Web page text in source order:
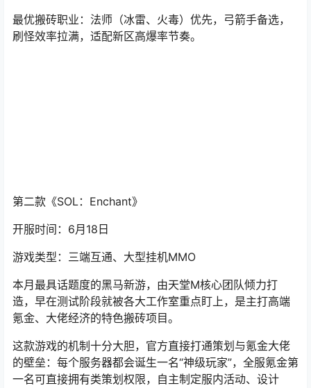
最优搬砖职业：法师（冰雷、火毒）优先，弓箭手备选，
刷怪效率拉满，适配新区高爆率节奏。
第二款 《SOL：Enchant》
开服时间：6月18日
游戏类型：三端互通、大型挂机MMO
本月最具话题度的黑马新游，由天堂M核心团队倾力打
造，早在测试阶段就被各大工作室重点盯上，是主打高端
氪金、大佬经济的特色搬砖项目。
这款游戏的机制十分大胆，官方直接打通策划与氪金大佬
的壁垒：每个服务器都会诞生一名“神级玩家”，全服氪金第
一名可直接拥有类策划权限，自主制定服内活动、设计